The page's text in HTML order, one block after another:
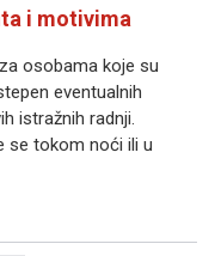
i motivima
osobama koje su
eventualnih
istražnih radnji.
se tokom noći ili u